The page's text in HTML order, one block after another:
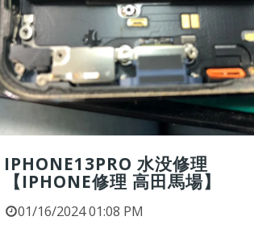
IPHONE13PRO 水没修理
【IPHONE修理 高田馬場】
01/16/2024 01:08 PM